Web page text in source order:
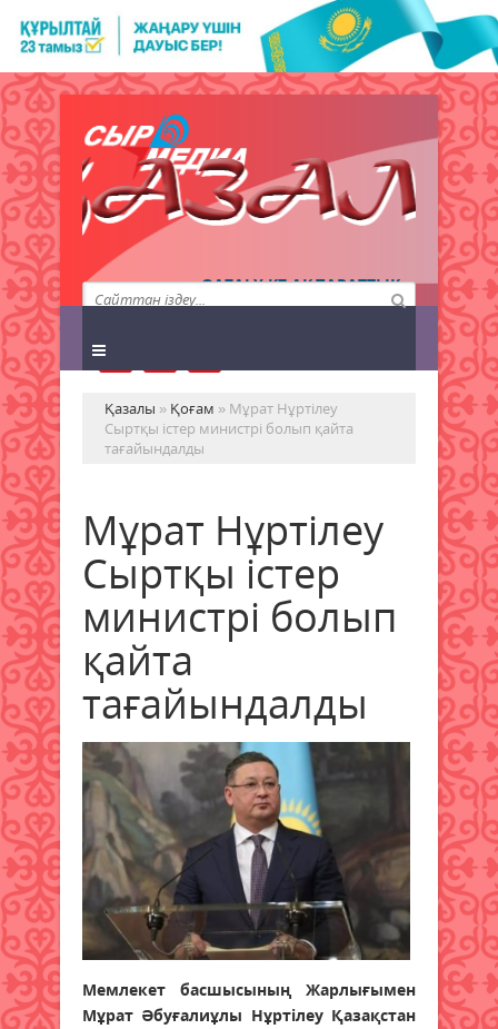
QAZALY.KZ АҚПАРАТТЫҚ
АГЕНТТІГІ
Қазалы » Қоғам » Мұрат Нұртілеу
Сыртқы істер министрі болып қайта
тағайындалды
Мұрат Нұртілеу
Сыртқы істер
министрі болып
қайта
тағайындалды
Мемлекет басшысының Жарлығымен
Мұрат Әбуғалиұлы Нұртілеу Қазақстан